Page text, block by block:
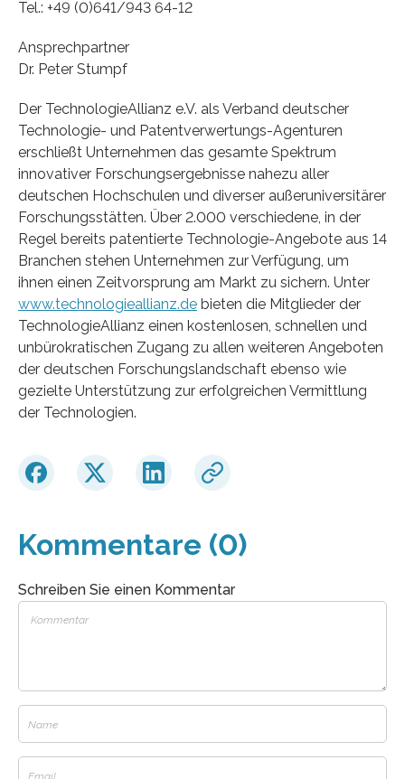
Tel.: +49 (0)641/943 64-12
Ansprechpartner
Dr. Peter Stumpf
Der TechnologieAllianz e.V. als Verband deutscher
Technologie- und Patentverwertungs-Agenturen
erschließt Unternehmen das gesamte Spektrum
innovativer Forschungsergebnisse nahezu aller
deutschen Hochschulen und diverser außeruniversitärer
Forschungsstätten. Über 2.000 verschiedene, in der
Regel bereits patentierte Technologie-Angebote aus 14
Branchen stehen Unternehmen zur Verfügung, um
ihnen einen Zeitvorsprung am Markt zu sichern. Unter
www.technologieallianz.de bieten die Mitglieder der
TechnologieAllianz einen kostenlosen, schnellen und
unbürokratischen Zugang zu allen weiteren Angeboten
der deutschen Forschungslandschaft ebenso wie
gezielte Unterstützung zur erfolgreichen Vermittlung
der Technologien.
Kommentare (0)
Schreiben Sie einen Kommentar